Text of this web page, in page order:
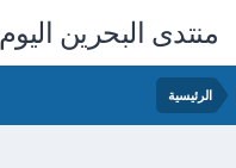
منتدى البحرين اليوم
الرئيسية